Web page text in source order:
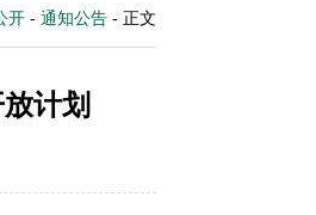
开- 通知公告- 正文
计划